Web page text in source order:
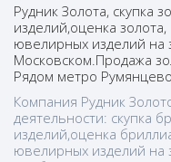
Рудник Золота, скупка
изделий,оценка
ювелирных изделий на
Московском.Продажа
Рядом метро
Компания Рудник
деятельности: скупка
изделий,оценка
ювелирных изделий на